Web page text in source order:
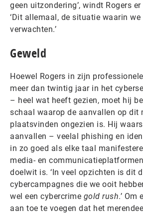
geen uitzondering’, windt Rogers
‘Dit allemaal, de situatie waarin
verwachten.’
Geweld
Hoewel Rogers in zijn
meer dan twintig jaar in het
– heel wat heeft gezien, moet hij
schaal waarop de aanvallen op dit
plaatsvinden ongezien is. Hij
aanvallen – veelal phishing en
in zo goed als elke taal
media- en
doelwit is. ‘In veel opzichten is dit
cybercampagnes die we ooit
wel een cybercrime gold rush.’ Om
aan toe te voegen dat het